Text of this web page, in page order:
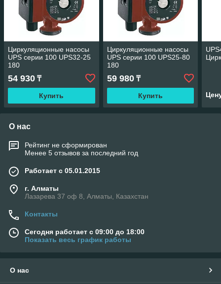
Циркуляционные насосы
UPS серии 100 UPS32-25
180
54 930 ₸
Купить
Циркуляционные насосы
UPS серии 100 UPS25-80
180
59 980₸
Купить
О нас
Рейтинг не сформирован
Менее 5 отзывов за последний год
Работает с 05.01.2015
г. Алматы
Лазарева 37 оф 8, Алматы, Казахстан
Контакты
Сегодня работает с 09:00 до 18:00
Показать весь график работы
О нас